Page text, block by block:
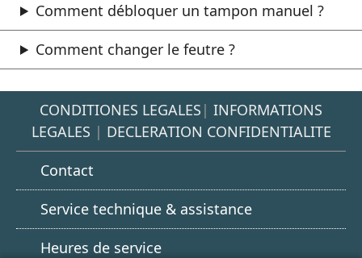
Comment débloquer un tampon manuel ?
Comment changer le feutre ?
CONDITIONES LEGALES | INFORMATIONS
LEGALES | DECLERATION CONFIDENTIALITE
Contact
Service technique & assistance
Heures de service